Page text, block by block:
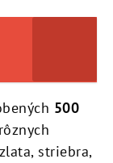
500
striebra,